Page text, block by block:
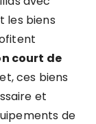
les biens
court de
ces biens
et
de